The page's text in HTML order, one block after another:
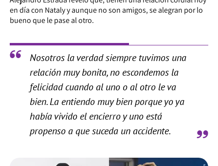
en día con Nataly y aunque no son amigos, se alegran por lo
bueno que le pase al otro.
Nosotros la verdad siempre tuvimos una
relación muy bonita, no escondemos la
felicidad cuando al uno o al otro le va
bien. La entiendo muy bien porque yo ya
había vivido el encierro y uno está
propenso a que suceda un accidente.